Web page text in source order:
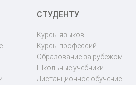
СТУДЕНТУ
Курсы языков
Курсы профессий
Образование за рубежом
Школьные учебники
Дистанционное обучение